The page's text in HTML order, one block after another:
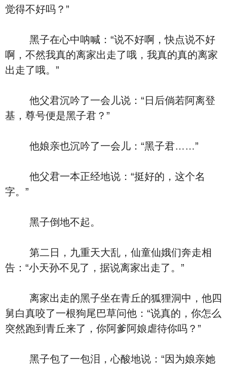
觉得不好吗？”
黑子在心中呐喊：“说不好啊，快点说不好
啊，不然我真的离家出走了哦，我真的真的离家
出走了哦。”
他父君沉吟了一会儿说：“日后倘若阿离登
基，尊号便是黑子君？”
他娘亲也沉吟了一会儿：“黑子君……”
他父君一本正经地说：“挺好的，这个名
字。”
黑子倒地不起。
第二日，九重天大乱，仙童仙娥们奔走相
告：“小天孙不见了，据说离家出走了。”
离家出走的黑子坐在青丘的狐狸洞中，他四
舅白真咬了一根狗尾巴草问他：“说真的，你怎么
突然跑到青丘来了，你阿爹阿娘虐待你吗？”
黑子包了一包泪，心酸地说：“因为娘亲她